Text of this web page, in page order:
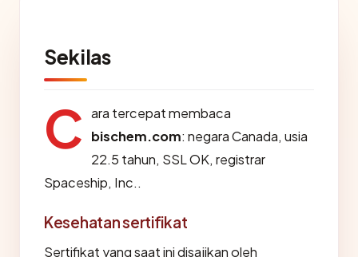
Sekilas
C ara tercepat membaca
bischem.com: negara Canada, usia
22.5 tahun, SSL OK, registrar
Spaceship, Inc..
Kesehatan sertifikat
Sertifikat yang saat ini disajikan oleh